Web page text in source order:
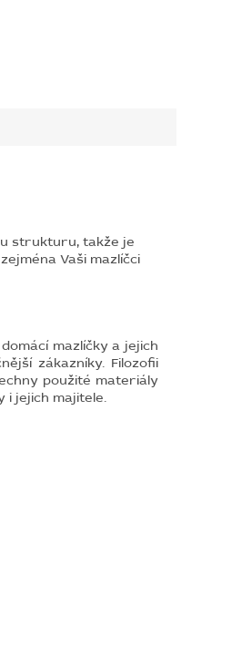
strukturu, takže je
Vaši mazlíčci
mazlíčky a jejich
zákazníky. Filozofii
použité materiály
i jejich majitele.